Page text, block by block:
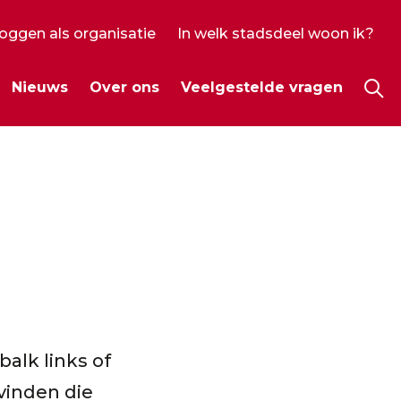
als organisatie In welk stadsdeel woon ik?
Nieuws Over ons Veelgestelde vragen
links of
die